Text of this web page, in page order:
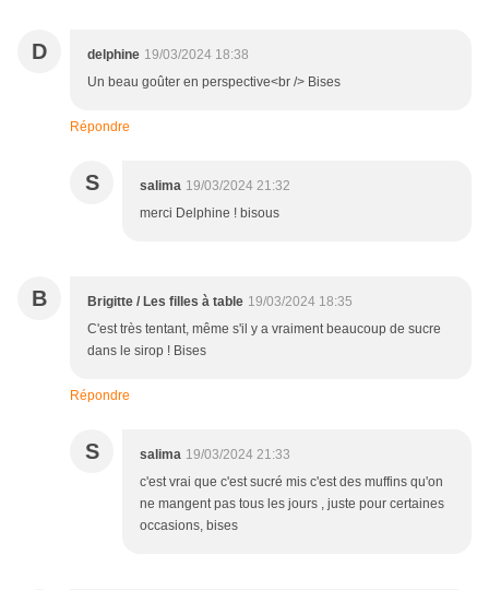
D delphine 19/03/2024 18:38
Un beau goûter en perspective<br /> Bises
Répondre
S salima 19/03/2024 21:32
merci Delphine ! bisous
B Brigitte / Les filles à table 19/03/2024 18:35
C'est très tentant, même s'il y a vraiment beaucoup de sucre
dans le sirop ! Bises
Répondre
S salima 19/03/2024 21:33
c'est vrai que c'est sucré mis c'est des muffins qu'on
ne mangent pas tous les jours , juste pour certaines
occasions, bises